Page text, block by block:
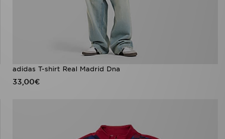
adidas T-shirt Real Madrid Dna
33,00€